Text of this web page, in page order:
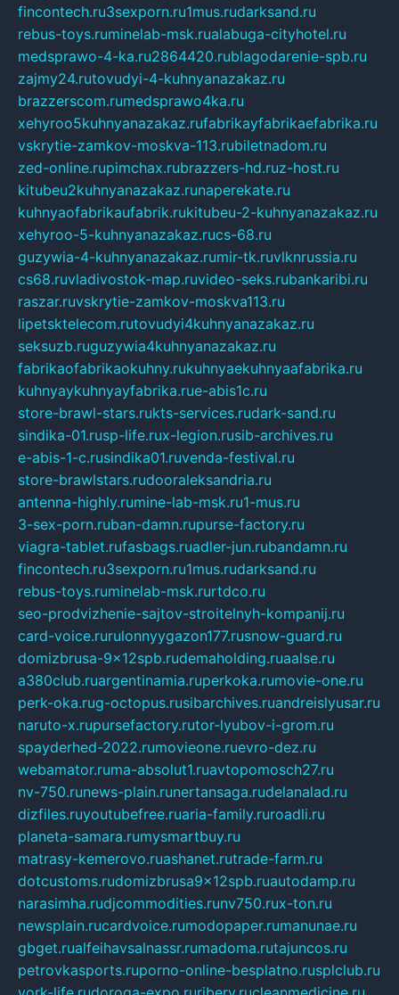
fincontech.ru3sexporn.ru1mus.rudarksand.ru
rebus-toys.ruminelab-msk.rualabuga-cityhotel.ru
medsprawo-4-ka.ru2864420.rublagodarenie-spb.ru
zajmy24.rutovudyi-4-kuhnyanazakaz.ru
brazzerscom.rumedsprawo4ka.ru
xehyroo5kuhnyanazakaz.rufabrikayfabrikaefabrika.ru
vskrytie-zamkov-moskva-113.rubiletnadom.ru
zed-online.rupimchax.rubrazzers-hd.ruz-host.ru
kitubeu2kuhnyanazakaz.runaperekate.ru
kuhnyaofabrikaufabrik.rukitubeu-2-kuhnyanazakaz.ru
xehyroo-5-kuhnyanazakaz.rucs-68.ru
guzywia-4-kuhnyanazakaz.rumir-tk.ruvlknrussia.ru
cs68.ruvladivostok-map.ruvideo-seks.rubankaribi.ru
raszar.ruvskrytie-zamkov-moskva113.ru
lipetsktelecom.rutovudyi4kuhnyanazakaz.ru
seksuzb.ruguzywia4kuhnyanazakaz.ru
fabrikaofabrikaokuhny.rukuhnyaekuhnyaafabrika.ru
kuhnyaykuhnyayfabrika.rue-abis1c.ru
store-brawl-stars.rukts-services.rudark-sand.ru
sindika-01.rusp-life.rux-legion.rusib-archives.ru
e-abis-1-c.rusindika01.ruvenda-festival.ru
store-brawlstars.rudooraleksandria.ru
antenna-highly.rumine-lab-msk.ru1-mus.ru
3-sex-porn.ruban-damn.rupurse-factory.ru
viagra-tablet.rufasbags.ruadler-jun.rubandamn.ru
fincontech.ru3sexporn.ru1mus.rudarksand.ru
rebus-toys.ruminelab-msk.rurtdco.ru
seo-prodvizhenie-sajtov-stroitelnyh-kompanij.ru
card-voice.rurulonnyygazon177.rusnow-guard.ru
domizbrusa-9x12spb.rudemaholding.ruaalse.ru
a380club.ruargentinamia.ruperkoka.rumovie-one.ru
perk-oka.rug-octopus.rusibarchives.ruandreislyusar.ru
naruto-x.rupursefactory.rutor-lyubov-i-grom.ru
spayderhed-2022.rumovieone.ruevro-dez.ru
webamator.ruma-absolut1.ruavtopomosch27.ru
nv-750.runews-plain.runertansaga.rudelanalad.ru
dizfiles.ruyoutubefree.ruaria-family.ruroadli.ru
planeta-samara.rumysmartbuy.ru
matrasy-kemerovo.ruashanet.rutrade-farm.ru
dotcustoms.rudomizbrusa9x12spb.ruautodamp.ru
narasimha.rudjcommodities.runv750.rux-ton.ru
newsplain.rucardvoice.rumodopaper.rumanunae.ru
gbget.rualfeihavsalnassr.rumadoma.rutajuncos.ru
petrovkasports.ruporno-online-besplatno.rusplclub.ru